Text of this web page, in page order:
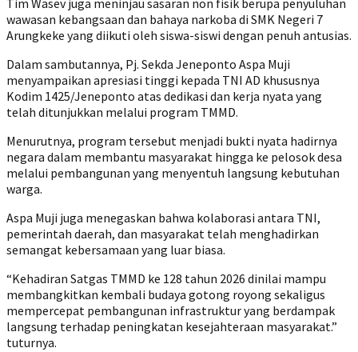
Tim Wasev juga meninjau sasaran non fisik berupa penyuluhan
wawasan kebangsaan dan bahaya narkoba di SMK Negeri 7
Arungkeke yang diikuti oleh siswa-siswi dengan penuh antusias.
Dalam sambutannya, Pj. Sekda Jeneponto Aspa Muji
menyampaikan apresiasi tinggi kepada TNI AD khususnya
Kodim 1425/Jeneponto atas dedikasi dan kerja nyata yang
telah ditunjukkan melalui program TMMD.
Menurutnya, program tersebut menjadi bukti nyata hadirnya
negara dalam membantu masyarakat hingga ke pelosok desa
melalui pembangunan yang menyentuh langsung kebutuhan
warga.
Aspa Muji juga menegaskan bahwa kolaborasi antara TNI,
pemerintah daerah, dan masyarakat telah menghadirkan
semangat kebersamaan yang luar biasa.
“Kehadiran Satgas TMMD ke 128 tahun 2026 dinilai mampu
membangkitkan kembali budaya gotong royong sekaligus
mempercepat pembangunan infrastruktur yang berdampak
langsung terhadap peningkatan kesejahteraan masyarakat.”
tuturnya.